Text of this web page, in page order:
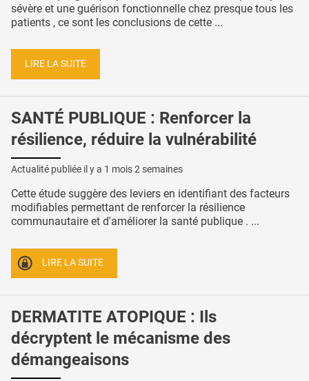
sévère et une guérison fonctionnelle chez presque tous les
patients , ce sont les conclusions de cette ...
LIRE LA SUITE
SANTÉ PUBLIQUE : Renforcer la
résilience, réduire la vulnérabilité
Actualité publiée il y a 1 mois 2 semaines
Cette étude suggère des leviers en identifiant des facteurs
modifiables permettant de renforcer la résilience
communautaire et d'améliorer la santé publique . ...
LIRE LA SUITE
DERMATITE ATOPIQUE : Ils
décryptent le mécanisme des
démangeaisons